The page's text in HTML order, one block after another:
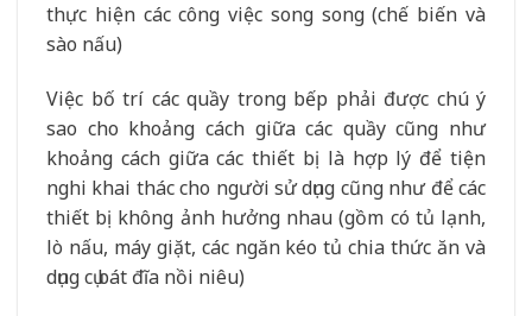
thực hiện các công việc song song (chế biến và
sào nấu)
Việc bố trí các quầy trong bếp phải được chú ý
sao cho khoảng cách giữa các quầy cũng như
khoảng cách giữa các thiết bị là hợp lý để tiện
nghi khai thác cho người sử dụng cũng như để các
thiết bị không ảnh hưởng nhau (gồm có tủ lạnh,
lò nấu, máy giặt, các ngăn kéo tủ chia thức ăn và
dụng cụ bát đĩa nồi niêu)